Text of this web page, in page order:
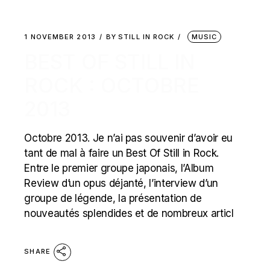
1 NOVEMBER 2013 BY STILL IN ROCK MUSIC
Octobre 2013. Je n’ai pas souvenir d’avoir eu
tant de mal à faire un Best Of Still in Rock.
Entre le premier groupe japonais, l’Album
Review d’un opus déjanté, l’interview d’un
groupe de légende, la présentation de
nouveautés splendides et de nombreux articl
SHARE